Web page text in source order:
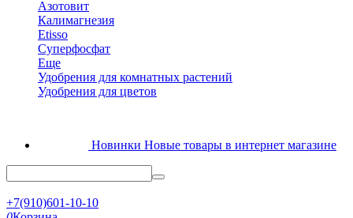
Азотовит
Калимагнезия
Etisso
Суперфосфат
Еще
Удобрения для комнатных растений
Удобрения для цветов
Новинки Новые товары в интернет магазине
+7(910)601-10-10